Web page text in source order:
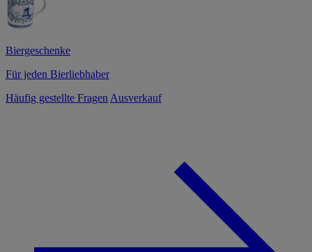
Biergeschenke
Für jeden Bierliebhaber
Häufig gestellte Fragen Ausverkauf